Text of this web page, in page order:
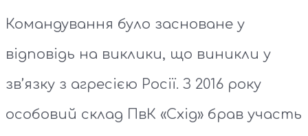
Командування було засноване у
відповідь на виклики, що виникли у
зв’язку з агресією Росії. З 2016 року
особовий склад ПвК «Схід» брав участь